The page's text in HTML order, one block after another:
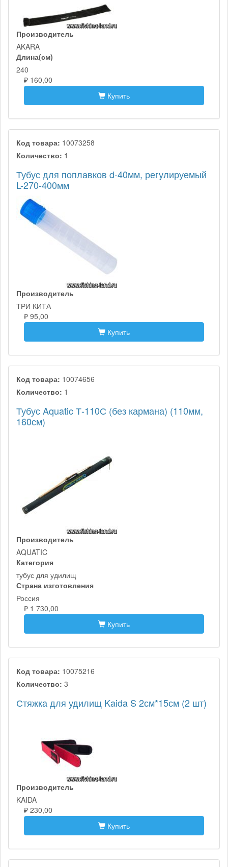
Производитель
AKARA
Длина(см)
240
₽ 160,00
Купить
Код товара: 10073258
Количество: 1
Тубус для поплавков d-40мм, регулируемый
L-270-400мм
Производитель
ТРИ КИТА
₽ 95,00
Купить
Код товара: 10074656
Количество: 1
Тубус Aquatic Т-110С (без кармана) (110мм,
160см)
Производитель
AQUATIC
Категория
тубус для удилищ
Страна изготовления
Россия
₽ 1 730,00
Купить
Код товара: 10075216
Количество: 3
Стяжка для удилищ Kaida S 2см*15см (2 шт)
Производитель
KAIDA
₽ 230,00
Купить